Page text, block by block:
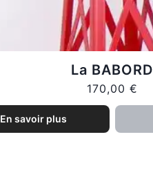
La BABORD
170,00 €
En savoir plus